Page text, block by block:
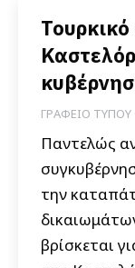
ΓΡΑΦΕΙΟ ΤΥΠΟΥ
Παντελώς
την
βρίσκεται